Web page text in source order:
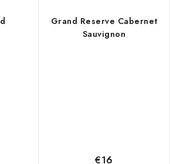
Grand Reserve Cabernet
Sauvignon
€16